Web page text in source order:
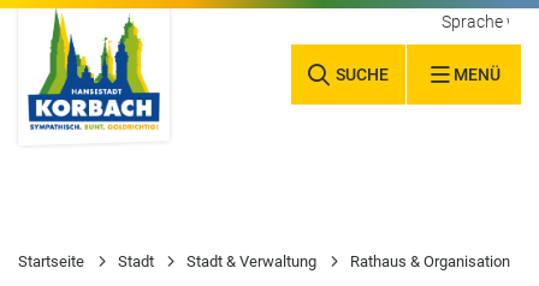
SUCHE MENÜ
Sprache
Startseite Stadt Stadt & Verwaltung Rathaus & Organisation